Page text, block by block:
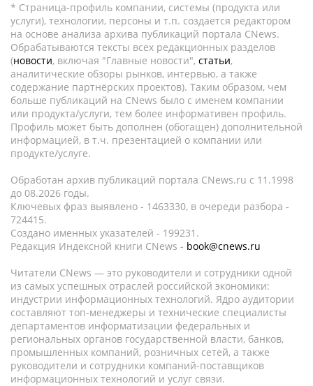
* Страница-профиль компании, системы (продукта или
услуги), технологии, персоны и т.п. создается редактором
на основе анализа архива публикаций портала CNews.
Обрабатываются тексты всех редакционных разделов
(новости, включая "Главные новости", статьи,
аналитические обзоры рынков, интервью, а также
содержание партнёрских проектов). Таким образом, чем
больше публикаций на CNews было с именем компании
или продукта/услуги, тем более информативен профиль.
Профиль может быть дополнен (обогащен) дополнительной
информацией, в т.ч. презентацией о компании или
продукте/услуге.
Обработан архив публикаций портала CNews.ru c 11.1998
до 08.2026 годы.
Ключевых фраз выявлено - 1463330, в очереди разбора -
724415.
Создано именных указателей - 199231.
Редакция Индексной книги CNews - book@cnews.ru
Читатели CNews — это руководители и сотрудники одной
из самых успешных отраслей российской экономики:
индустрии информационных технологий. Ядро аудитории
составляют топ-менеджеры и технические специалисты
департаментов информатизации федеральных и
региональных органов государственной власти, банков,
промышленных компаний, розничных сетей, а также
руководители и сотрудники компаний-поставщиков
информационных технологий и услуг связи.